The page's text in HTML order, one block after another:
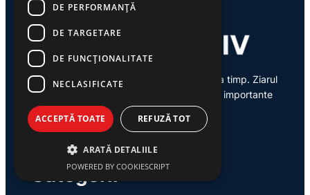
Știri din Valea Jiului, prezentate corect și la timp. Ziarul
Exclusiv te conectează zi de zi la cele mai importante
evenimente din regiune.
Categorii
DE PERFORMANȚĂ
DE TARGETARE
DE FUNCŢIONALITATE
NECLASIFICATE
ACCEPTĂ TOATE REFUZĂ TOT
ARATĂ DETALIILE
POWERED BY COOKIESCRIPT